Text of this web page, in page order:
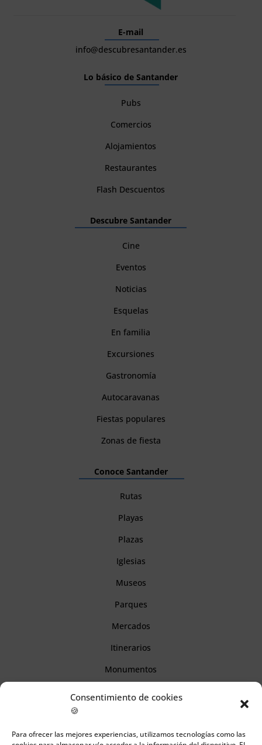
Consentimiento de cookies
🍪
Para ofrecer las mejores experiencias, utilizamos tecnologías como las
E-mail
info@descubresantander.es
Lo básico de Santander
Pubs
Comercios
Alojamientos
Restaurantes
Flash Descuentos
Descubre Santander
Cine
Eventos
Noticias
Esquelas
En familia
Excursiones
Gastronomía
Autocaravanas
Fiestas populares
Zonas de fiesta
Conoce Santander
Rutas
Playas
Plazas
Iglesias
Museos
Parques
Mercados
Itinerarios
Monumentos
Información